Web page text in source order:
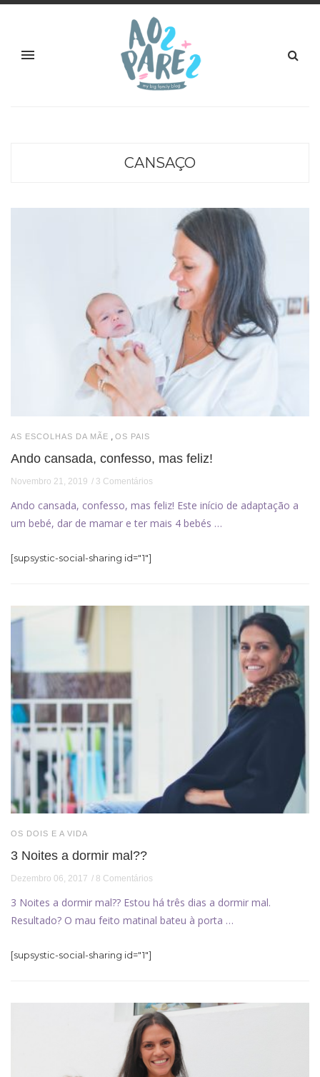
CANSAÇO
AS ESCOLHAS DA MÃE OS PAIS
Ando cansada, confesso, mas feliz!
Novembro 21, 2019 3 Comentários
Ando cansada, confesso, mas feliz! Este início de adaptação a
um bebé, dar de mamar e ter mais 4 bebés …
[supsystic-social-sharing id="1"]
OS DOIS E A VIDA
3 Noites a dormir mal??
Dezembro 06, 2017 8 Comentários
3 Noites a dormir mal?? Estou há três dias a dormir mal.
Resultado? O mau feito matinal bateu à porta …
[supsystic-social-sharing id="1"]